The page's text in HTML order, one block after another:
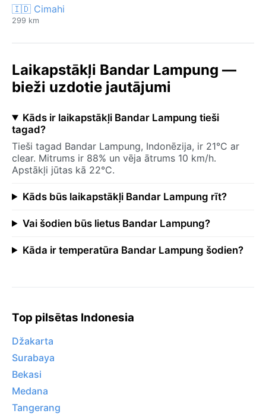
🇮🇩 Cimahi
299 km
Laikapstākļi Bandar Lampung —
bieži uzdotie jautājumi
Kāds ir laikapstākļi Bandar Lampung tieši
tagad?
Tieši tagad Bandar Lampung, Indonēzija, ir 21°C ar
clear. Mitrums ir 88% un vēja ātrums 10 km/h.
Apstākļi jūtas kā 22°C.
Kāds būs laikapstākļi Bandar Lampung rīt?
Vai šodien būs lietus Bandar Lampung?
Kāda ir temperatūra Bandar Lampung šodien?
Top pilsētas Indonesia
Džakarta
Surabaya
Bekasi
Medana
Tangerang